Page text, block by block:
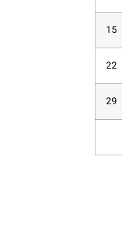
15
22
29